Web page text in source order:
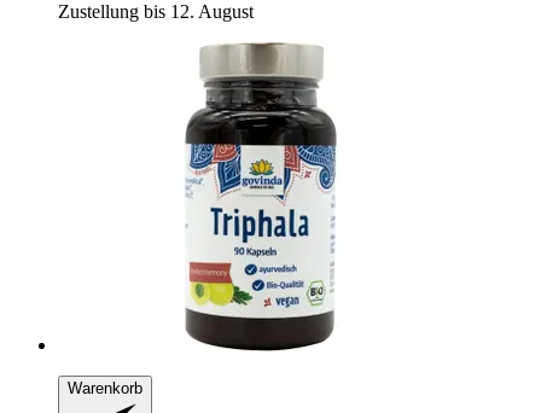
Zustellung bis 12. August
Warenkorb